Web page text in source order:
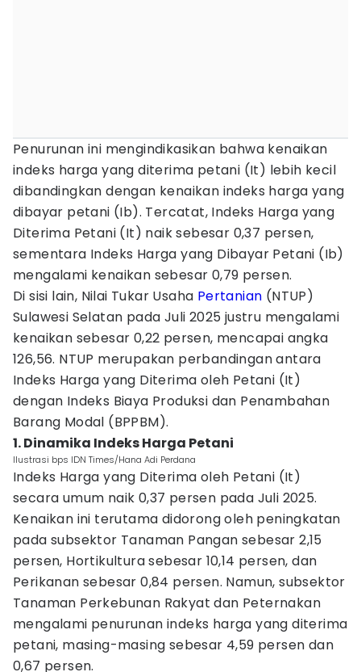
Penurunan ini mengindikasikan bahwa kenaikan
indeks harga yang diterima petani (It) lebih kecil
dibandingkan dengan kenaikan indeks harga yang
dibayar petani (Ib). Tercatat, Indeks Harga yang
Diterima Petani (It) naik sebesar 0,37 persen,
sementara Indeks Harga yang Dibayar Petani (Ib)
mengalami kenaikan sebesar 0,79 persen.
Di sisi lain, Nilai Tukar Usaha Pertanian (NTUP)
Sulawesi Selatan pada Juli 2025 justru mengalami
kenaikan sebesar 0,22 persen, mencapai angka
126,56. NTUP merupakan perbandingan antara
Indeks Harga yang Diterima oleh Petani (It)
dengan Indeks Biaya Produksi dan Penambahan
Barang Modal (BPPBM).
1. Dinamika Indeks Harga Petani
Ilustrasi bps IDN Times/Hana Adi Perdana
Indeks Harga yang Diterima oleh Petani (It)
secara umum naik 0,37 persen pada Juli 2025.
Kenaikan ini terutama didorong oleh peningkatan
pada subsektor Tanaman Pangan sebesar 2,15
persen, Hortikultura sebesar 10,14 persen, dan
Perikanan sebesar 0,84 persen. Namun, subsektor
Tanaman Perkebunan Rakyat dan Peternakan
mengalami penurunan indeks harga yang diterima
petani, masing-masing sebesar 4,59 persen dan
0,67 persen.